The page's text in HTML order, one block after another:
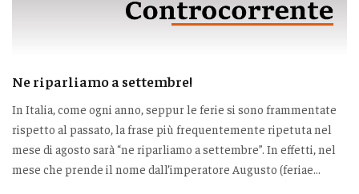
Ne riparliamo a settembre!
In Italia, come ogni anno, seppur le ferie si sono frammentate
rispetto al passato, la frase più frequentemente ripetuta nel
mese di agosto sarà “ne riparliamo a settembre”. In effetti, nel
mese che prende il nome dall’imperatore Augusto (feriae...